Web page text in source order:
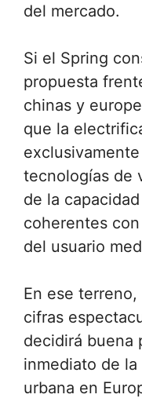
del mercado.
Si el Spring
propuesta
chinas y
que la
tecnologías de
de la
coherentes
del usuario
En ese
cifras
decidirá buena
inmediato de
urbana en